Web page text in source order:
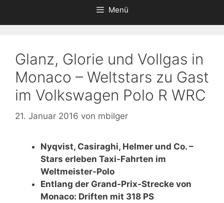
Menü
Glanz, Glorie und Vollgas in
Monaco – Weltstars zu Gast
im Volkswagen Polo R WRC
21. Januar 2016 von mbilger
Nyqvist, Casiraghi, Helmer und Co. –
Stars erleben Taxi-Fahrten im
Weltmeister-Polo
Entlang der Grand-Prix-Strecke von
Monaco: Driften mit 318 PS